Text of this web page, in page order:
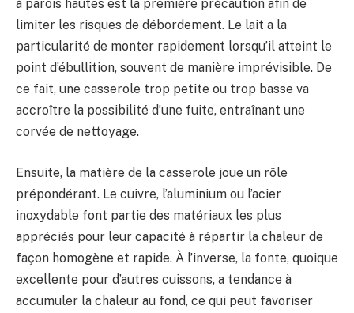
à parois hautes est la première précaution afin de
limiter les risques de débordement. Le lait a la
particularité de monter rapidement lorsqu’il atteint le
point d’ébullition, souvent de manière imprévisible. De
ce fait, une casserole trop petite ou trop basse va
accroître la possibilité d’une fuite, entraînant une
corvée de nettoyage.
Ensuite, la matière de la casserole joue un rôle
prépondérant. Le cuivre, l’aluminium ou l’acier
inoxydable font partie des matériaux les plus
appréciés pour leur capacité à répartir la chaleur de
façon homogène et rapide. À l’inverse, la fonte, quoique
excellente pour d’autres cuissons, a tendance à
accumuler la chaleur au fond, ce qui peut favoriser